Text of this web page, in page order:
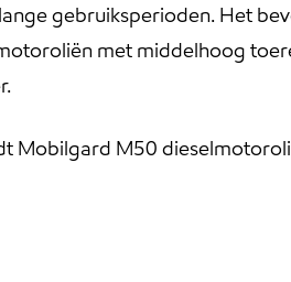
gebruiksperioden. Het
met middelhoog
Mobilgard M50